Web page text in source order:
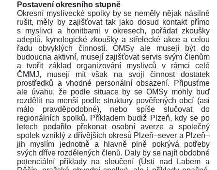
Postavení okresního stupně
Okresní myslivecké spolky by se neměly nějak násilně
rušit, měly by zajišťovat tak jako dosud kontakt přímo
myslivci a honitbami v okresech, pořádat zkoušky
adeptů, kynologické zkoušky a střelecké akce a celou
řadu obvyklých činností. OMSy ale musejí být do
budoucna aktivní, musejí zajišťovat servis svým členům
a tvořit základ organizování myslivců v rámci celé
ČMMJ, musejí mít však na svoji činnost dostatek
prostředků a vhodné personální obsazení. Připusťme
ale úvahu, že podle situace by se OMSy mohly buď
rozdělit na menší podle struktury pověřených obcí (asi
málo pravděpodobné), nebo spíše slučovat do
regionálních spolků. Příkladem budiž Plzeň, kdy se po
letech podařilo překonat osobní averze a společný
polek vzniklý z dřívějších okresů Plzeň–sever a Plzeň–
jih myslím jednotně a hlavně plně pokrývá potřeby
vých dříve rozdělených členů. Daly by se najít obdobné
potenciální příklady na sloučení (Ústí nad Labem a